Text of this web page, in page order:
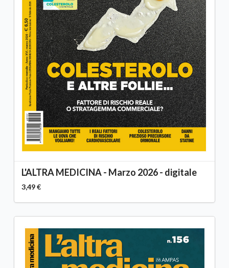
L'ALTRA MEDICINA - Marzo 2026 - digitale
3,49 €